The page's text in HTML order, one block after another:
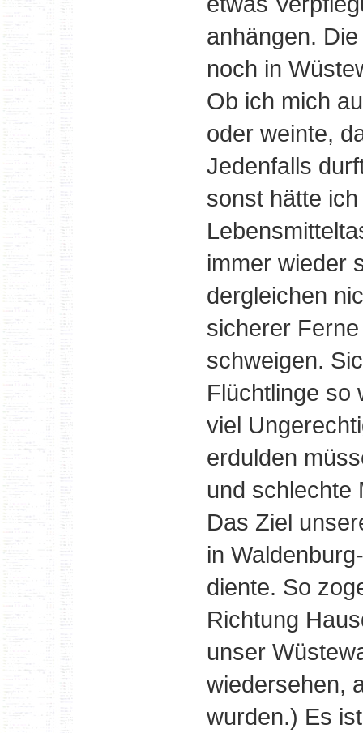
anhängen.
noch in
Ob ich mich
oder weinte,
Jedenfalls
sonst hätte
immer wieder
dergleichen
sicherer
schweigen.
Flüchtlinge so
viel
erdulden
und schlechte
Das Ziel
in
diente. So
Richtung
unser
wiedersehen,
wurden.) Es